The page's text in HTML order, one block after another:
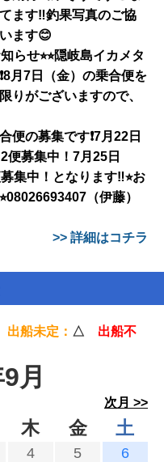
ます‼️釣果写真のご協
ます😊
らせ⭐︎⭐︎隠岐島イカメタ
月7日（金）の乗合便を
りがございますので、
便の募集です❗️7月22日
便募集中！7月25日
集中！となります‼️⭐︎お
（伊藤）
>> 詳細はコチラ
出船未定： △ 出船不
月
次月 >>
木 金 土
4 5 6